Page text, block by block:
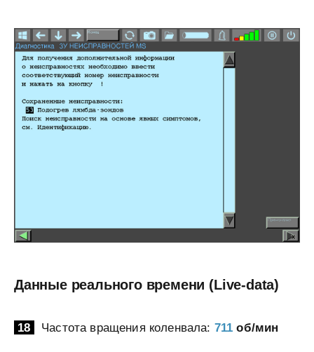
Данные реального времени (Live-data)
18 Частота вращения коленвала: 711 об/мин